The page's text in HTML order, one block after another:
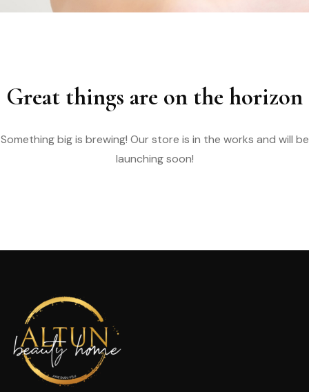
Great things are on the horizon
Something big is brewing! Our store is in the works and will be
launching soon!